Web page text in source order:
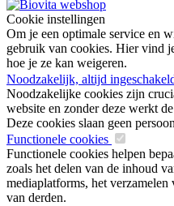
Cookie instellingen
Om je een optimale service en
gebruik van cookies. Hier vind
hoe je ze kan weigeren.
Noodzakelijk, altijd
Noodzakelijke cookies zijn
website en zonder deze werkt
Deze cookies slaan geen
Functionele cookies
Functionele cookies helpen
zoals het delen van de inhoud
mediaplatforms, het verzamelen
van derden.